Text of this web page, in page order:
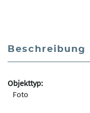
Beschreibung
Objekttyp:
Foto